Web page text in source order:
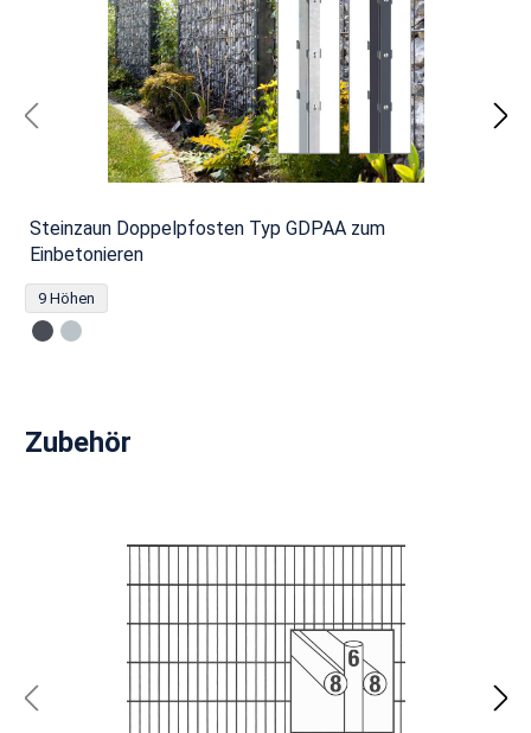
Steinzaun Doppelpfosten Typ GDPAA zum
Einbetonieren
9 Höhen
Produktgalerie überspringen
Zubehör